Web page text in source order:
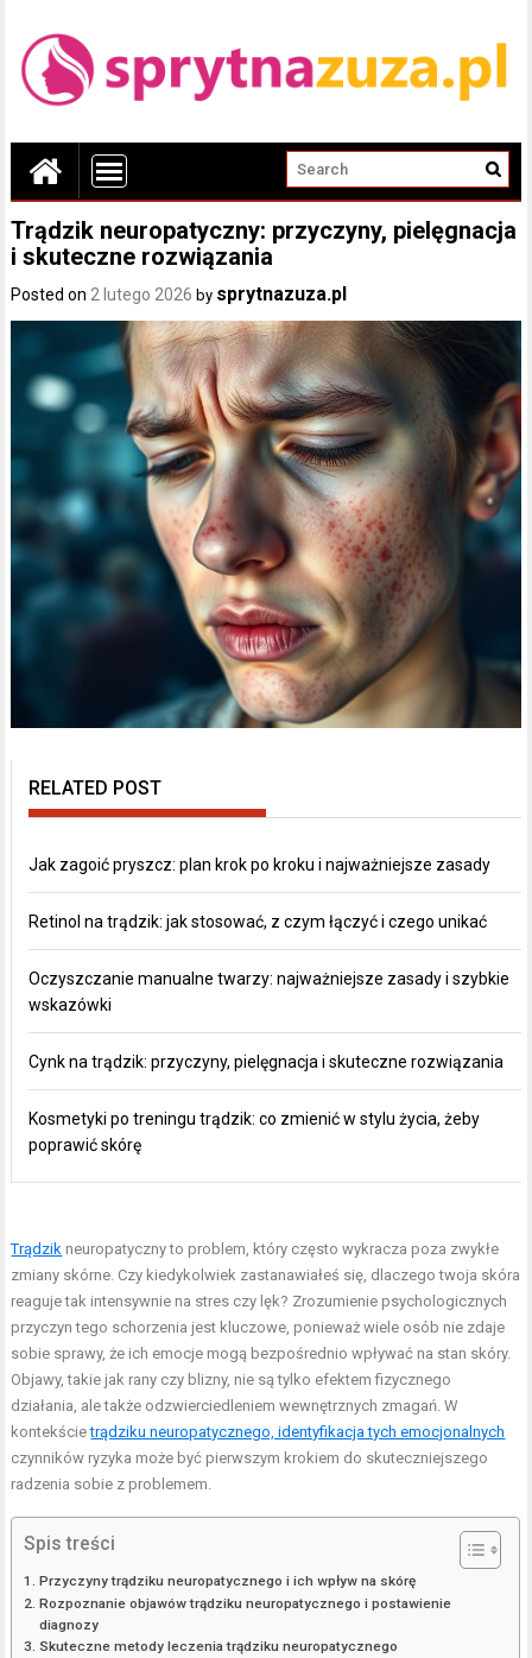
Trądzik neuropatyczny: przyczyny, pielęgnacja
i skuteczne rozwiązania
Posted on 2 lutego 2026 by sprytnazuza.pl
RELATED POST
Jak zagoić pryszcz: plan krok po kroku i najważniejsze zasady
Retinol na trądzik: jak stosować, z czym łączyć i czego unikać
Oczyszczanie manualne twarzy: najważniejsze zasady i szybkie
wskazówki
Cynk na trądzik: przyczyny, pielęgnacja i skuteczne rozwiązania
Kosmetyki po treningu trądzik: co zmienić w stylu życia, żeby
poprawić skórę
Trądzik neuropatyczny to problem, który często wykracza poza zwykłe
zmiany skórne. Czy kiedykolwiek zastanawiałeś się, dlaczego twoja skóra
reaguje tak intensywnie na stres czy lęk? Zrozumienie psychologicznych
przyczyn tego schorzenia jest kluczowe, ponieważ wiele osób nie zdaje
sobie sprawy, że ich emocje mogą bezpośrednio wpływać na stan skóry.
Objawy, takie jak rany czy blizny, nie są tylko efektem fizycznego
działania, ale także odzwierciedleniem wewnętrznych zmagań. W
kontekścietrądziku neuropatycznego, identyfikacja tych emocjonalnych
czynników ryzyka może być pierwszym krokiem do skuteczniejszego
radzenia sobie z problemem.
Spis treści
Przyczyny trądziku neuropatycznego i ich wpływ na skórę
Rozpoznanie objawów trądziku neuropatycznego i postawienie
diagnozy
Skuteczne metody leczenia trądziku neuropatycznego